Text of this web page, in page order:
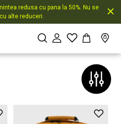
redusa cu pana la 50%. Nu se
alte reduceri.